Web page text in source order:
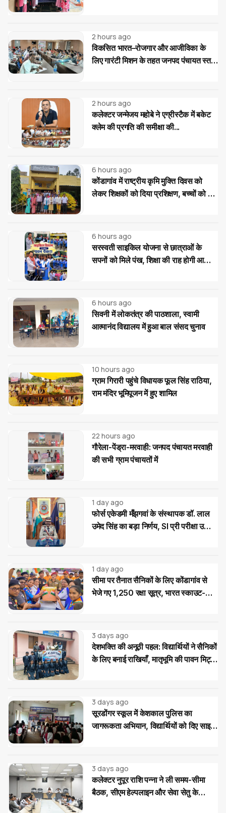
2 hours ago
विकसित भारत–रोजगार और आजीविका के
लिए गारंटी मिशन के तहत जनपद पंचायत स्तर
2 hours ago
कलेक्टर जन्मेजय महोबे ने एग्रीस्टैक में बकेट
क्लेम की प्रगति की समीक्षा की...
6 hours ago
कोंडागांव में राष्ट्रीय कृमि मुक्ति दिवस को
लेकर शिक्षकों को दिया प्रशिक्षण, बच्चों को दवा
6 hours ago
सरस्वती साइकिल योजना से छात्राओं के
सपनों को मिले पंख, शिक्षा की राह होगी आसान:
6 hours ago
सिवनी में लोकतंत्र की पाठशाला, स्वामी
आत्मानंद विद्यालय में हुआ बाल संसद चुनाव
10 hours ago
ग्राम गिरारी पहुंचे विधायक फूल सिंह राठिया,
राम मंदिर भूमिपूजन में हुए शामिल
22 hours ago
गौरेला-पेंड्रा-मरवाही: जनपद पंचायत मरवाही
की सभी ग्राम पंचायतों में
1 day ago
फोर्स एकेडमी मँझगवां के संस्थापक डॉ. लाल
उमेद सिंह का बड़ा निर्णय, SI प्री परीक्षा उत्तीर्ण
1 day ago
सीमा पर तैनात सैनिकों के लिए कोंडागांव से
भेजे गए 1,250 रक्षा सूत्र, भारत स्काउट-
3 days ago
देशभक्ति की अनूठी पहल: विद्यार्थियों ने सैनिकों
के लिए बनाई राखियाँ, मातृभूमि की पावन मिट्टी
3 days ago
सूरडोंगर स्कूल में केशकाल पुलिस का
जागरूकता अभियान, विद्यार्थियों को दिए साइबर
3 days ago
कलेक्टर नुपूर राशि पन्ना ने ली समय-सीमा
बैठक, सीएम हेल्पलाइन और सेवा सेतु के